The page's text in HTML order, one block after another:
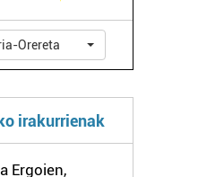
Orereta
irakurrienak
Ergoien,